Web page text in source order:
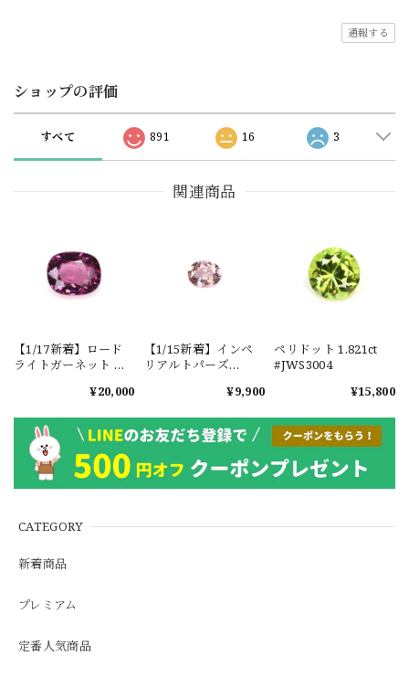
CATEGORY
新着商品
プレミアム
定番人気商品
通報する
ショップの評価
すべて 891 16 3
関連商品
【1/17新着】ロード
ライトガーネット タ
1.601ct【ソーティン
¥20,000
【1/15新着】インペ
リアルトパーズ
¥9,900
ペリドット 1.821ct
#JWS3004
¥15,800